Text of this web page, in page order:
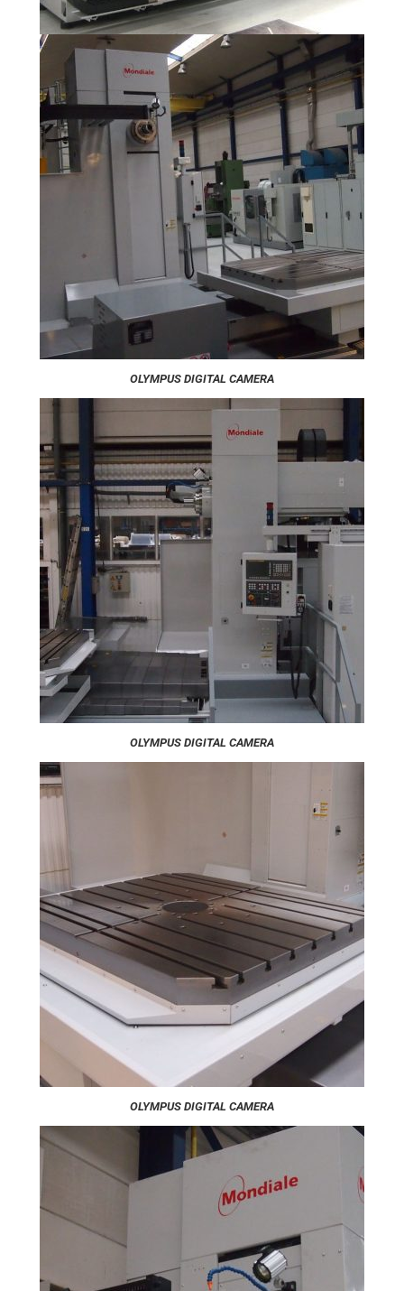
OLYMPUS DIGITAL CAMERA
OLYMPUS DIGITAL CAMERA
OLYMPUS DIGITAL CAMERA